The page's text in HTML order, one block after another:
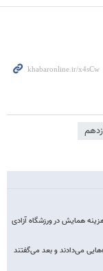
همایش در ورزشگاه آزادی
می‌دادند و بعد می‌گفتند